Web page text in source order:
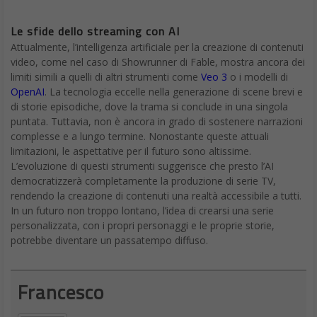
Le sfide dello streaming con AI
Attualmente, l’intelligenza artificiale per la creazione di contenuti
video, come nel caso di Showrunner di Fable, mostra ancora dei
limiti simili a quelli di altri strumenti come Veo 3 o i modelli di
OpenAI. La tecnologia eccelle nella generazione di scene brevi e
di storie episodiche, dove la trama si conclude in una singola
puntata. Tuttavia, non è ancora in grado di sostenere narrazioni
complesse e a lungo termine. Nonostante queste attuali
limitazioni, le aspettative per il futuro sono altissime.
L’evoluzione di questi strumenti suggerisce che presto l’AI
democratizzerà completamente la produzione di serie TV,
rendendo la creazione di contenuti una realtà accessibile a tutti.
In un futuro non troppo lontano, l’idea di crearsi una serie
personalizzata, con i propri personaggi e le proprie storie,
potrebbe diventare un passatempo diffuso.
Francesco